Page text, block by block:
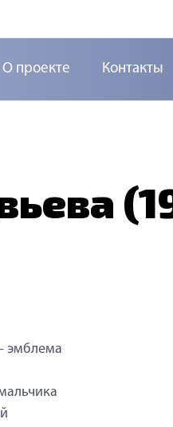
О проекте Контакты
эмблема